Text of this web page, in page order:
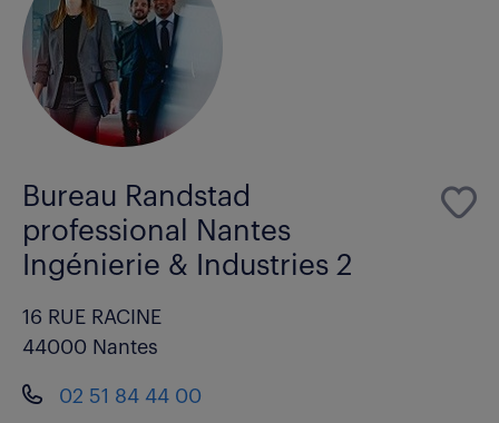
Bureau Randstad
professional Nantes
Ingénierie & Industries 2
16 RUE RACINE
44000 Nantes
02 51 84 44 00